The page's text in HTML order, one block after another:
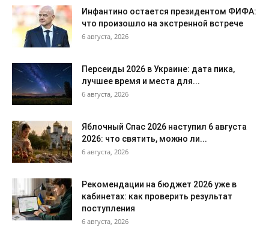
Инфантино остается президентом ФИФА:
что произошло на экстренной встрече
6 августа, 2026
Персеиды 2026 в Украине: дата пика,
лучшее время и места для...
6 августа, 2026
Яблочный Спас 2026 наступил 6 августа
2026: что святить, можно ли...
6 августа, 2026
Рекомендации на бюджет 2026 уже в
кабинетах: как проверить результат
поступления
6 августа, 2026